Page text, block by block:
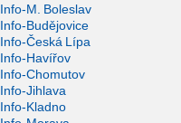
Info-M. Boleslav
Info-Budějovice
Info-Česká Lípa
Info-Havířov
Info-Chomutov
Info-Jihlava
Info-Kladno